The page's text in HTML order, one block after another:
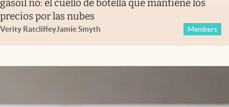
gasoil no: el cuello de botella que mantiene los
precios por las nubes
Verity RatcliffeyJamie Smyth Members